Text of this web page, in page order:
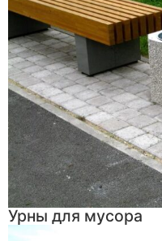
Урны для мусора